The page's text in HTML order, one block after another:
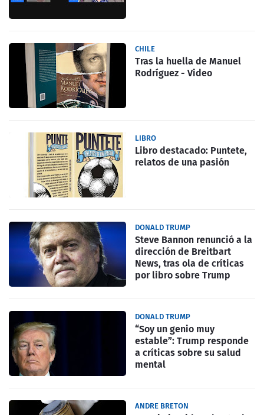
CHILE
Tras la huella de Manuel
Rodríguez - Video
LIBRO
Libro destacado: Puntete,
relatos de una pasión
DONALD TRUMP
Steve Bannon renunció a la
dirección de Breitbart
News, tras ola de críticas
por libro sobre Trump
DONALD TRUMP
“Soy un genio muy
estable”: Trump responde
a críticas sobre su salud
mental
ANDRE BRETON